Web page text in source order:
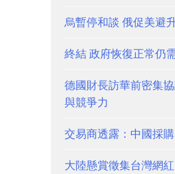
烏暫停和談 俄促美避
終結 政府恢復正常仍
德國財長訪華前密集
與競爭力
交易商透露：中國採
大陸懸賞徵集台灣網